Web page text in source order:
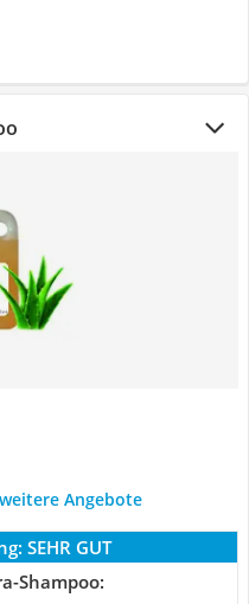
Angebote
SEHR GUT
Shampoo: